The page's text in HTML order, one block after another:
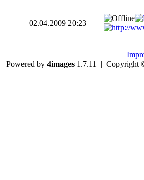
02.04.2009 20:23
Powered by 4images 1.7.11 | Copyright